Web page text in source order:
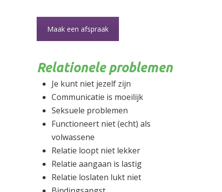
Maak een afspraak
Relationele problemen
Je kunt niet jezelf zijn
Communicatie is moeilijk
Seksuele problemen
Functioneert niet (echt) als
volwassene
Relatie loopt niet lekker
Relatie aangaan is lastig
Relatie loslaten lukt niet